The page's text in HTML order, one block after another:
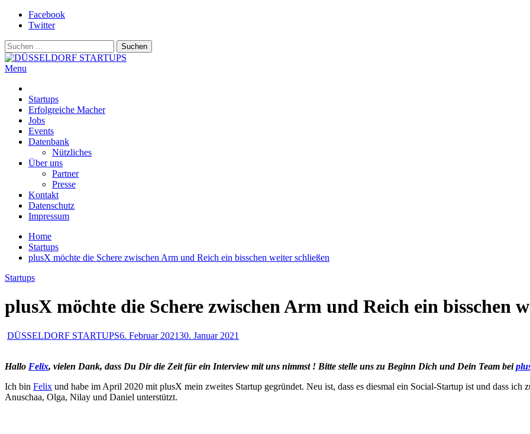
Skip
Facebook
Twitter
Suchen
nach:
Menu
Startups
Erfolgreiche Macher
Jobs
Events
Datenbank
Nützliches
Über uns
Partner
Presse
Kontakt
Datenschutz
Impressum
Home
Startups
plusX möchte die Schere zwischen Arm und Reich ein bisschen weiter schließen
Startups
plusX möchte die Schere zwischen Arm und Reich ein bisschen
DÜSSELDORF STARTUPS6. Februar 202130. Januar 2021
Hallo Felix, vielen Dank, dass Du Dir die Zeit für ein Interview mit uns nimmst ! Bitte stelle uns zu Beginn Dich und Dein Team bei
Ich bin Felix und habe im April 2020 mit plusX mein zweites Startup gegründet. Neu ist, dass es diesmal ein Social-Startup ist und dass
Anuschaa, Olga, Nilay und Daniel unterstützt.